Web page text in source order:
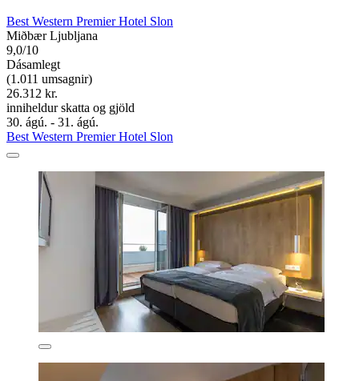
Best Western Premier Hotel Slon
Miðbær Ljubljana
9,0/10
Dásamlegt
(1.011 umsagnir)
26.312 kr.
inniheldur skatta og gjöld
30. ágú. - 31. ágú.
Best Western Premier Hotel Slon